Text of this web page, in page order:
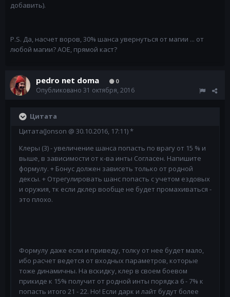
добавить).
P.S. Да, насчет воров, 30% шанса увернуться от магии ... от
любой магии? АОЕ, прямой каст?
pedro net doma 0
Опубликовано 31 октября, 2016
Цитата
Цитата(Jonson @ 30.10.2016, 17:11) *
Клеры (3) - увеличение шанса попасть по врагу от 15 % и
выше, в зависимости от к-ва инты Согласен. Напишите
формулу. + Бонус должен зависеть только от родной
дексы. + Отрегулировать шанс попасть с учетом ездовых
и оружия, тк если дклер вообще не будет промахиваться -
это плохо.
Формулу даже если и приведу, толку от нее будет мало,
ибо расчет ведется от входных параметров, которые
тоже динамичны. На вскидку, клер в своем боевом
прикиде к 15% получит от родной инты порядка 6 - 7% к
попасть итого 21 - 22. Но! Если дарк и лайт будут более